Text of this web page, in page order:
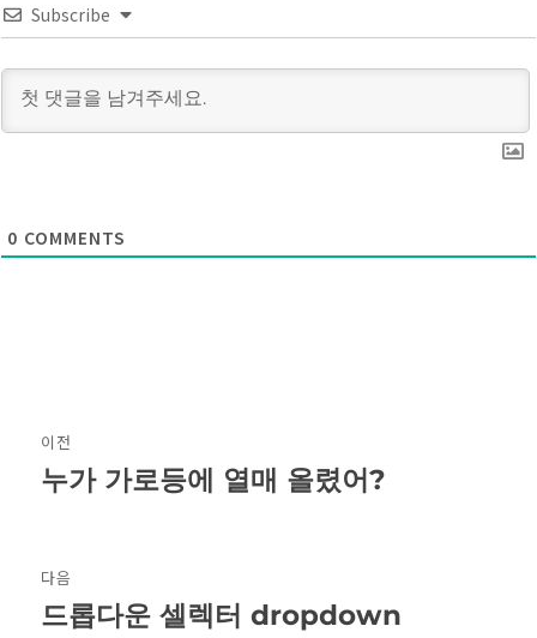
Subscribe
0 COMMENTS
탐
이전
이
누가 가로등에 열매 올렸어?
다음
다
드롭다운 셀렉터 dropdown